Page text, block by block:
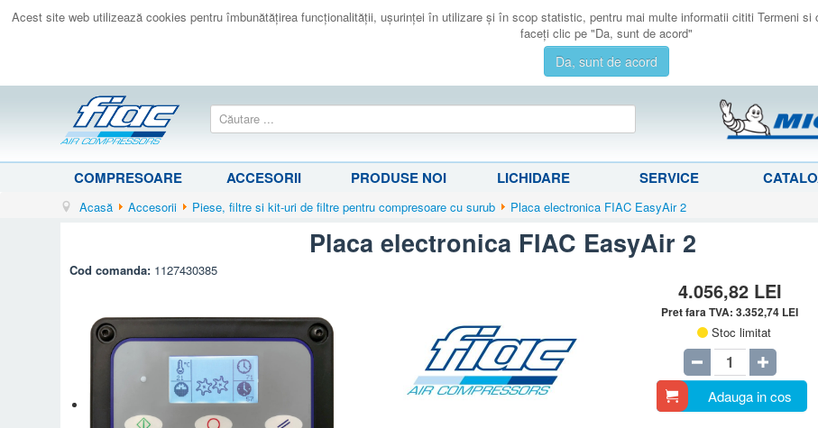
Acest site web utilizează cookies pentru îmbunătăţirea funcţionalităţii, uşurinţei în utilizare şi în scop statistic, pentru mai multe informatii cititi Termeni
faceţi clic pe "Da, sunt de acord"
Da, sunt de acord
COMPRESOARE ACCESORII PRODUSE NOI LICHIDARE SERVICE
Acasă Accesorii Piese, filtre si kit-uri de filtre pentru compresoare cu surub Placa electronica FIAC EasyAir 2
Placa electronica FIAC EasyAir 2
Cod comanda: 1127430385
4.056,82 LEI
Pret fara TVA:3.352,74 LEI
Stoc limitat
Adauga in cos